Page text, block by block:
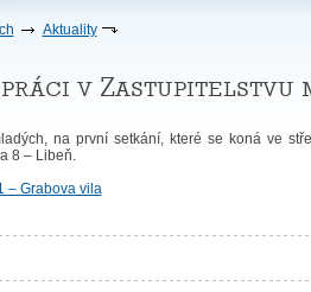
Aktuality
v Zastupitelstvu
na první setkání, které se koná ve
8 – Libeň.